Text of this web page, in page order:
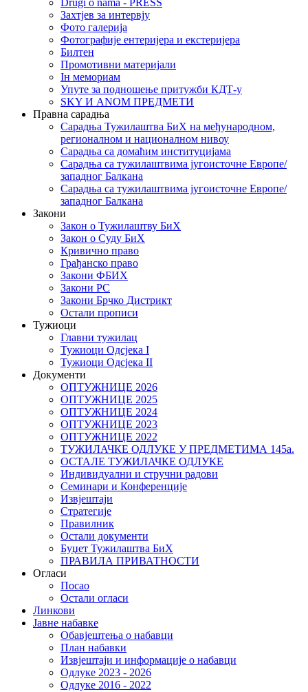
Drugi o nama - PRESS
Захтјев за интервју
Фото галерија
Фотографије ентеријера и екстеријера
Билтен
Промотивни материјали
Iн мемориам
Упуте за подношење притужби КДТ-у
SKY И ANOM ПРЕДМЕТИ
Правна сарадња
Сарадња Тужилаштва БиХ на међународном,
регионалном и националном нивоу
Сарадња са домаћим институцијама
Сарадња са тужилаштвима југоисточне Европе/
западног Балкана
Сарадња са тужилаштвима југоисточне Европе/
западног Балкана
Закони
Закон о Тужилаштву БиХ
Закон о Суду БиХ
Кривично право
Грађанско право
Закони ФБИХ
Закони РС
Закони Брчко Дистрикт
Остали прописи
Тужиоци
Главни тужилац
Тужиоци Oдсјекa I
Тужиоци Oдсјекa II
Документи
ОПТУЖНИЦЕ 2026
ОПТУЖНИЦЕ 2025
ОПТУЖНИЦЕ 2024
ОПТУЖНИЦЕ 2023
ОПТУЖНИЦЕ 2022
ТУЖИЛАЧКЕ ОДЛУКЕ У ПРЕДМЕТИМА 145а.
ОСТАЛЕ ТУЖИЛАЧКЕ ОДЛУКЕ
Индивидуални и стручни радови
Семинари и Конференције
Извјештаји
Стратегије
Правилник
Остали документи
Буџет Тужилаштва БиХ
ПРАВИЛА ПРИВАТНОСТИ
Огласи
Посао
Остали огласи
Линкови
Јавне набавке
Обавјештења о набавци
План набавки
Извјештаји и информације о набавци
Одлуке 2023 - 2026
Одлуке 2016 - 2022